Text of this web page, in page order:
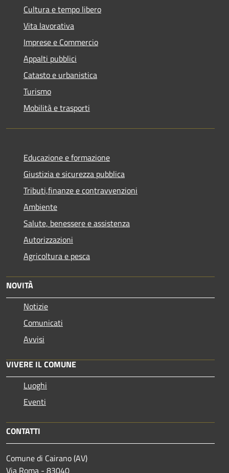
Cultura e tempo libero
Vita lavorativa
Imprese e Commercio
Appalti pubblici
Catasto e urbanistica
Turismo
Mobilità e trasporti
Educazione e formazione
Giustizia e sicurezza pubblica
Tributi,finanze e contravvenzioni
Ambiente
Salute, benessere e assistenza
Autorizzazioni
Agricoltura e pesca
NOVITÀ
Notizie
Comunicati
Avvisi
VIVERE IL COMUNE
Luoghi
Eventi
CONTATTI
Comune di Cairano (AV)